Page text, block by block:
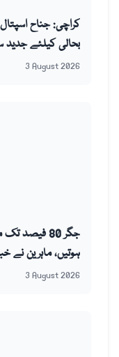
کراچی: جناح
بحالی کیلئے جدید
3 August 2026
جگر 80 فیصد
ہوتیں، ماہرین نے
3 August 2026